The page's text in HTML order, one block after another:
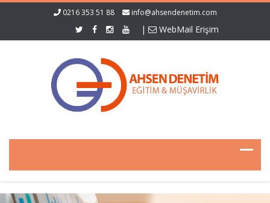
0216 353 51 88 info@ahsendenetim.com
| WebMail Erişim